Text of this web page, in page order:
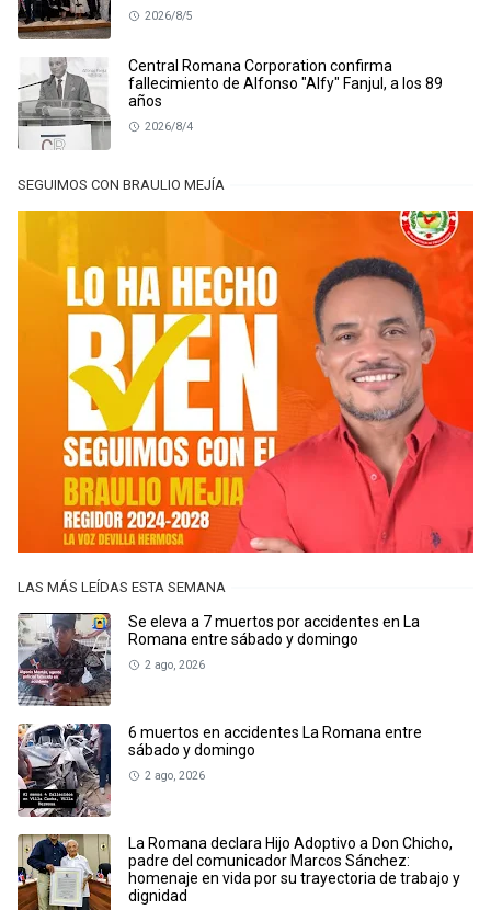
2026/8/5
Central Romana Corporation confirma
fallecimiento de Alfonso "Alfy" Fanjul, a los 89
años
2026/8/4
SEGUIMOS CON BRAULIO MEJÍA
LAS MÁS LEÍDAS ESTA SEMANA
Se eleva a 7 muertos por accidentes en La
Romana entre sábado y domingo
2 ago, 2026
6 muertos en accidentes La Romana entre
sábado y domingo
2 ago, 2026
La Romana declara Hijo Adoptivo a Don Chicho,
padre del comunicador Marcos Sánchez:
homenaje en vida por su trayectoria de trabajo y
dignidad